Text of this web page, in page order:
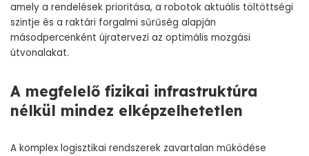
amely a rendelések prioritása, a robotok aktuális töltöttségi
szintje és a raktári forgalmi sűrűség alapján
másodpercenként újratervezi az optimális mozgási
útvonalakat.
A megfelelő fizikai infrastruktúra
nélkül mindez elképzelhetetlen
A komplex logisztikai rendszerek zavartalan működése